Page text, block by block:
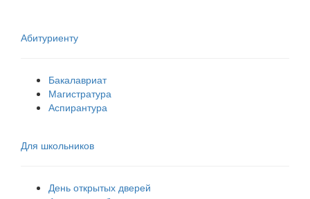
Абитуриенту
Бакалавриат
Магистратура
Аспирантура
Для школьников
День открытых дверей